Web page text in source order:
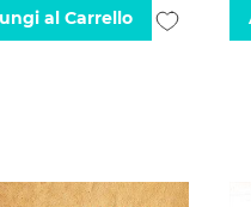
al Carrello
Aggiungi